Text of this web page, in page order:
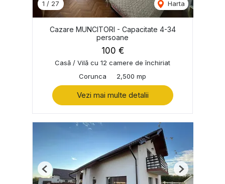
1 / 27 Harta
Cazare MUNCITORI - Capacitate 4-34
persoane
100 €
Casă / Vilă cu 12 camere de închiriat
Corunca
2,500 mp
Vezi mai multe detalii
Previous Next